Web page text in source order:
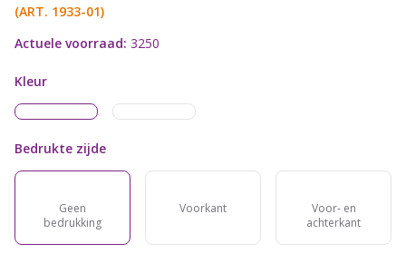
(ART. 1933-01)
Actuele voorraad: 3250
Kleur
Bedrukte zijde
Geen
bedrukking
Voorkant
Voor- en
achterkant